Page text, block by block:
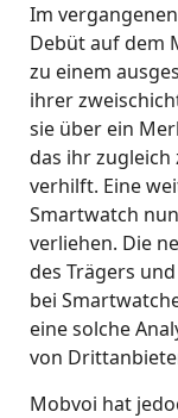
Im
Debüt auf dem
zu einem
ihrer
sie über ein
das ihr
verhilft. Eine
Smartwatch
verliehen. Die
des Trägers
bei
eine solche
von
Mobvoi hat